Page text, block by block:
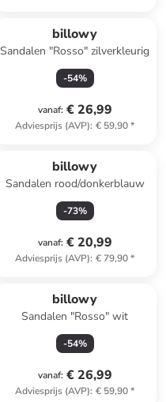
billowy
Sandalen "Rosso" zilverkleurig
-54%
vanaf: € 26,99
Adviesprijs (AVP): € 59,90*
billowy
Sandalen rood/donkerblauw
-73%
vanaf: € 20,99
Adviesprijs (AVP): € 79,90*
billowy
Sandalen "Rosso" wit
-54%
vanaf: € 26,99
Adviesprijs (AVP): € 59,90*